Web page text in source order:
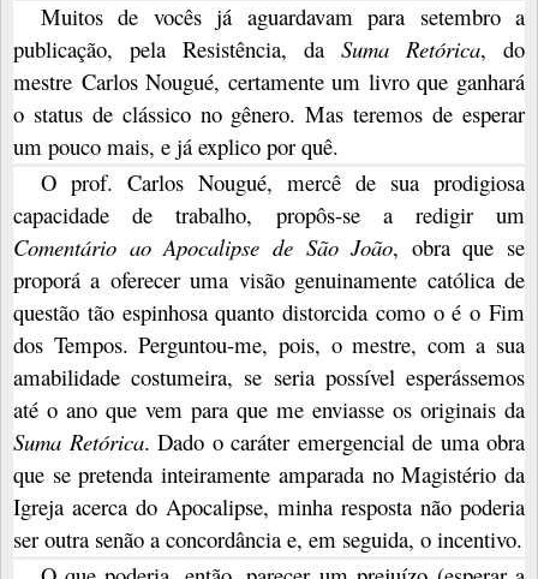
Muitos de vocês já aguardavam para setembro a
publicação, pela Resistência, da Suma Retórica, do
mestre Carlos Nougué, certamente um livro que ganhará
o status de clássico no gênero. Mas teremos de esperar
um pouco mais, e já explico por quê.
O prof. Carlos Nougué, mercê de sua prodigiosa
capacidade de trabalho, propôs-se a redigir um
Comentário ao Apocalipse de São João, obra que se
proporá a oferecer uma visão genuinamente católica de
questão tão espinhosa quanto distorcida como o é o Fim
dos Tempos. Perguntou-me, pois, o mestre, com a sua
amabilidade costumeira, se seria possível esperássemos
até o ano que vem para que me enviasse os originais da
Suma Retórica. Dado o caráter emergencial de uma obra
que se pretenda inteiramente amparada no Magistério da
Igreja acerca do Apocalipse, minha resposta não poderia
ser outra senão a concordância e, em seguida, o incentivo.